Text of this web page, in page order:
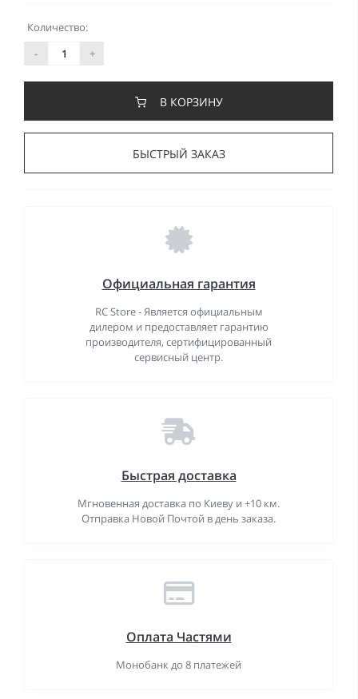
Количество:
-
+
В КОРЗИНУ
БЫСТРЫЙ ЗАКАЗ
Официальная гарантия
RC Store - Является официальным
дилером и предоставляет гарантию
производителя, сертифицированный
сервисный центр.
Быстрая доставка
Мгновенная доставка по Киеву и +10 км.
Отправка Новой Почтой в день заказа.
Оплата Частями
Монобанк до 8 платежей